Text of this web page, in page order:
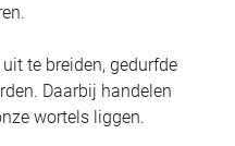
te breiden, gedurfde
Daarbij handelen
wortels liggen.